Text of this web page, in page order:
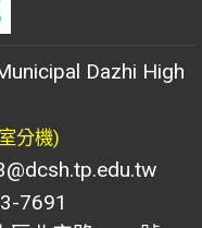
Dazhi High
分機)
7691